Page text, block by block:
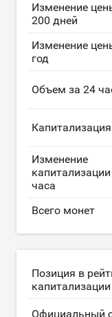
Изменение
200 дней
Изменение
год
Объем за 24
Капитализация
Изменение
часа
Всего монет
Позиция в
капитализации
Официальный